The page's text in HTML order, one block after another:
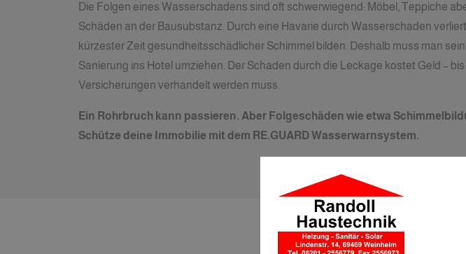
Die Folgen eines Wasserschadens sind oft schwerwiegend: Möbel, Teppiche
Schäden an der Bausubstanz. Durch eine Havarie durch Wasserschaden
kürzester Zeit gesundheitsschädlicher Schimmel bilden. Deshalb muss man
Sanierung ins Hotel umziehen. Der Schaden durch die Leckage kostet Geld –
Versicherungen verhandelt werden muss.
Ein Rohrbruch kann passieren. Aber Folgeschäden wie etwa
Schütze deine Immobilie mit dem RE.GUARD Wasserwarnsystem.